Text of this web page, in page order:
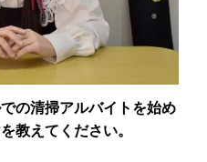
の清掃アルバイトを始め
教えてください。